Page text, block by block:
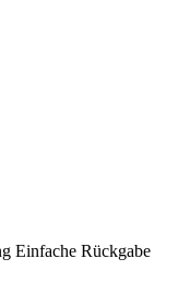
Einfache Rückgabe